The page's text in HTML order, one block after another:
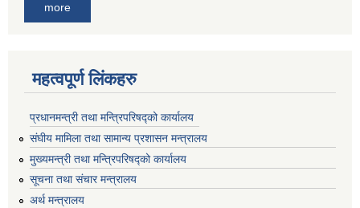
more
महत्वपूर्ण लिंकहरु
प्रधानमन्त्री तथा मन्त्रिपरिषद्को कार्यालय
संघीय मामिला तथा सामान्य प्रशासन मन्त्रालय
मुख्यमन्त्री तथा मन्त्रिपरिषद्को कार्यालय
सूचना तथा संचार मन्त्रालय
अर्थ मन्त्रालय